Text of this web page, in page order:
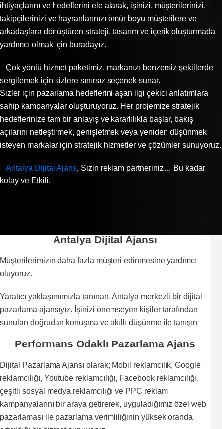
ihtiyaçlarını ve hedeflerini ele alarak, işinizi, müşterilerinizi,
takipçilerinizi ve hayranlarınızı ömür boyu müşterilere ve
arkadaşlara dönüştüren strateji, tasarım ve içerik oluşturmada
yardımcı olmak için buradayız.
Çok yönlü hizmet paketimiz, markanızı benzersiz şekillerde
sergilemek için sizlere sınırsız seçenek sunar.
Sizler için pazarlama hedeflerini aşan ilgi çekici anlatımlara
sahip kampanyalar oluşturuyoruz. Her projemize stratejik
hedeflerinize tam bir anlayış ve kararlılıkla başlar, bakış
açılarını netleştirmek, genişletmek veya yeniden düşünmek
isteyen markalar için stratejik hizmetler ve çözümler sunuyoruz.
Antalya Dijital Ajans, Sizin reklam partneriniz… Bu kadar
kolay ve Etkili.
Antalya Dijital Ajansı
Müşterilerimizin daha fazla müşteri edinmesine yardımcı
oluyoruz.
Yaratıcı yaklaşımımızla tanınan, Antalya merkezli bir dijital
pazarlama ajansıyız. İşinizi önemseyen kişiler tarafından
sunulan doğrudan konuşma ve akıllı düşünme ile tanışın
Performans Odaklı Pazarlama Ajans
Dijital Pazarlama Ajansı olarak; Mobil reklamcılık, Google
reklamcılığı, Youtube reklamcılığı, Facebook reklamcılığı,
çeşitli sosyal medya reklamcılığı ve PPC reklam
kampanyalarını bir araya getirerek, uyguladığımız özel web
pazarlaması ile pazarlama verimliliğinin yüksek oranda